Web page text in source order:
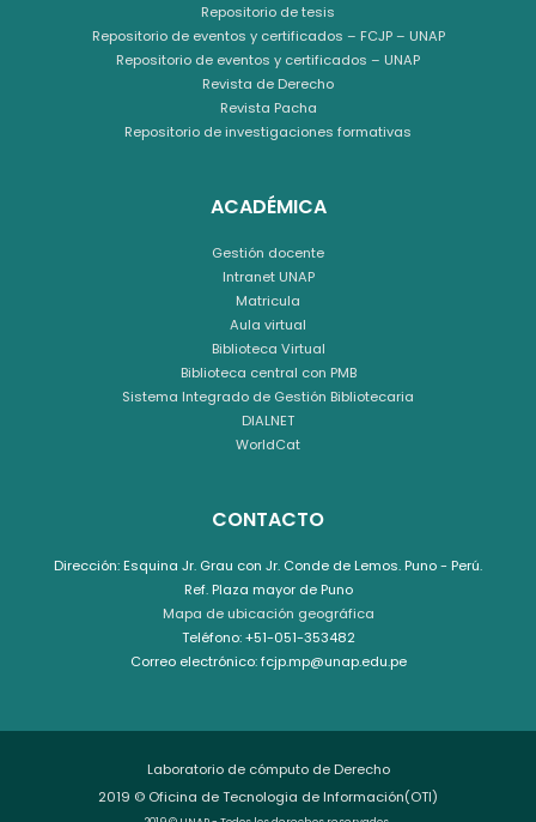
Repositorio de tesis
Repositorio de eventos y certificados – FCJP – UNAP
Repositorio de eventos y certificados – UNAP
Revista de Derecho
Revista Pacha
Repositorio de investigaciones formativas
ACADÉMICA
Gestión docente
Intranet UNAP
Matricula
Aula virtual
Biblioteca Virtual
Biblioteca central con PMB
Sistema Integrado de Gestión Bibliotecaria
DIALNET
WorldCat
CONTACTO
Dirección: Esquina Jr. Grau con Jr. Conde de Lemos. Puno - Perú.
Ref. Plaza mayor de Puno
Mapa de ubicación geográfica
Teléfono: +51-051-353482
Correo electrónico: fcjp.mp@unap.edu.pe
Laboratorio de cómputo de Derecho
2019 © Oficina de Tecnologia de Información(OTI)